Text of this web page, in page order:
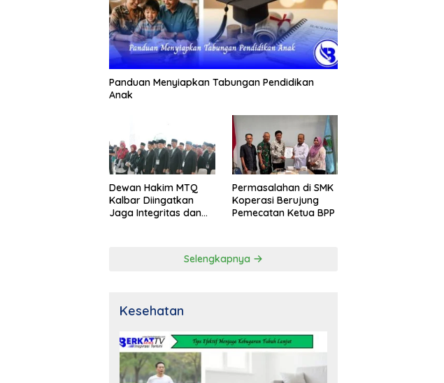
Panduan Menyiapkan Tabungan Pendidikan
Anak
Dewan Hakim MTQ
Kalbar Diingatkan
Jaga Integritas dan
Permasalahan di SMK
Koperasi Berujung
Pemecatan Ketua BPP
Selengkapnya
Kesehatan